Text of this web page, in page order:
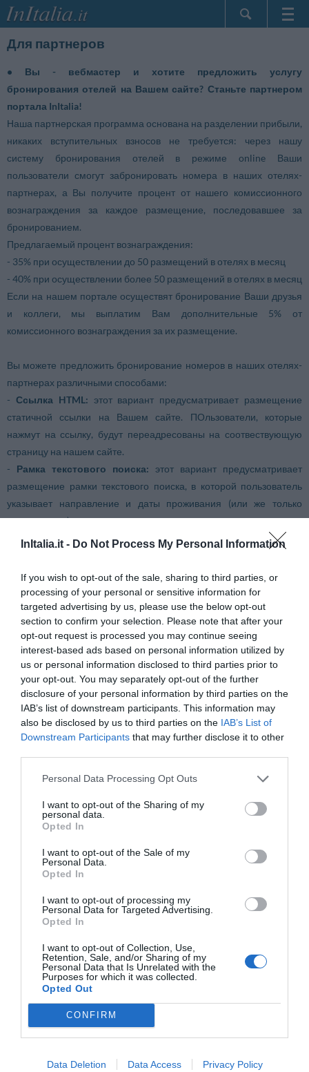
InItalia.it - Do Not Process My Personal Information
If you wish to opt-out of the sale, sharing to third parties, or
processing of your personal or sensitive information for
targeted advertising by us, please use the below opt-out
section to confirm your selection. Please note that after your
opt-out request is processed you may continue seeing
interest-based ads based on personal information utilized by
us or personal information disclosed to third parties prior to
your opt-out. You may separately opt-out of the further
disclosure of your personal information by third parties on the
IAB’s list of downstream participants. This information may
also be disclosed by us to third parties on the IAB’s List of
Downstream Participants that may further disclose it to other
Personal Data Processing Opt Outs
I want to opt-out of the Sharing of my
personal data.
Opted In
I want to opt-out of the Sale of my
Personal Data.
Opted In
I want to opt-out of processing my
Personal Data for Targeted Advertising.
Opted In
I want to opt-out of Collection, Use,
Retention, Sale, and/or Sharing of my
Personal Data that Is Unrelated with the
Purposes for which it was collected.
Opted Out
CONFIRM
Data Deletion Data Access Privacy Policy
бронирования
InItalia Club
Для партнеров
• Вы - вебмастер и хотите предложить услугу
бронирования отелей на Вашем сайте? Станьте партнером
портала InItalia!
Наша партнерская программа основана на разделении прибыли,
никаких вступительных взносов не требуется: через нашу
систему бронирования отелей в режиме online Ваши
пользователи смогут забронировать номера в наших отелях-
партнерах, а Вы получите процент от нашего комиссионного
вознаграждения за каждое размещение, последовавшее за
бронированием.
Предлагаемый процент вознаграждения:
- 35% при осуществлении до 50 размещений в отелях в месяц
- 40% при осуществлении более 50 размещений в отелях в месяц
Если на нашем портале осуществят бронирование Ваши друзья
и коллеги, мы выплатим Вам дополнительные 5% от
комиссионного вознаграждения за их размещение.
Вы можете предложить бронирование номеров в наших отелях-
партнерах различными способами:
- Ссылка HTML: этот вариант предусматривает размещение
статичной ссылки на Вашем сайте. ПОльзователи, которые
нажмут на ссылку, будут переадресованы на соотвествующую
страницу на нашем сайте.
- Рамка текстового поиска: этот вариант предусматривает
размещение рамки текстового поиска, в которой пользователь
указывает направление и даты проживания (или же только
направление) и получает возможность просмотра страницы
портала InItalia с перечнем туристических структур по
В каждом из этих случаев бронирования, произведенные через
Ваш сайт, будут иметь определенный идентификационный
номер.
Вы сможете проверить количество и статус бронирований,
произведенных через Ваш сайт, войдя в Личный Кабинет, где
будет представлена постоянно обновляемая информация о
бронированиях на Вашем сайте.
Оплата комиссионного вознаграждения за бронирование и
последующее размещение в отелях, осущественное в
посредством банковского перевода: оплата производится
Зарегистрируйтесь прямо сейчас, это абсолютно
бесплатно!
Имя:
Фамилия:
Телефон:
(Необязательно)
E-mail:
Пароль:
Повторить пароль: